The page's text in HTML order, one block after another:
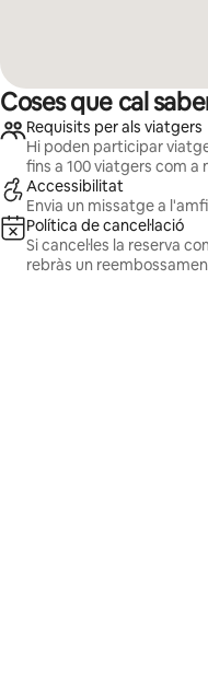
Coses que cal
Requisits per als viatgers
Hi poden participar
fins a 100 viatgers com a
Accessibilitat
Envia un missatge a
Política de cancel·lació
Si cancel·les la reserva
rebràs un